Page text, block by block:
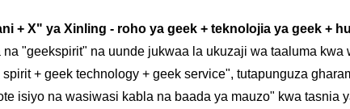
+ X" ya Xinling - roho ya geek + teknolojia ya geek +
"geekspirit" na uunde jukwaa la ukuzaji wa taaluma kwa
+ geek technology + geek service", tutapunguza
isiyo na wasiwasi kabla na baada ya mauzo" kwa tasnia